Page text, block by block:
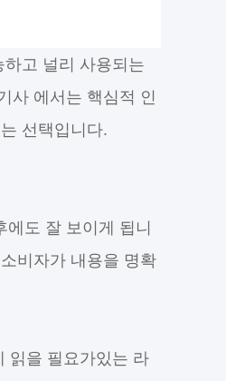
고 널리 사용되는
사 에서는 핵심적 인
선택입니다.
도 잘 보이게 됩니
비자가 내용을 명확
읽을 필요가있는 라